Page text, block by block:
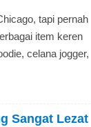
tapi pernah
item keren
celana jogger,
Sangat Lezat